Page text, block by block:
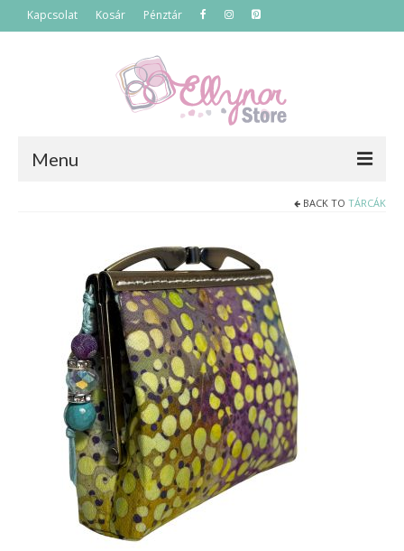
Kapcsolat Kosár Pénztár
Menu
Szettek
Akciós termékek
Táskák
Neszeszerek
Tárcák
Szemüvegtokok
Zsebkendő tartók
Bankkártya tartók
BACK TO TÁRCÁK